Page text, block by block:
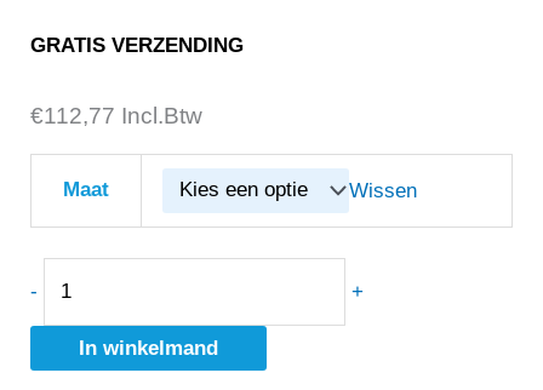
GRATIS VERZENDING
€112,77 Incl.Btw
Maat Wissen
-
Toe
Trail
TG80440
+
In winkelmand